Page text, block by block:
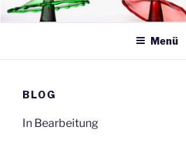
Zum
Inhalt
Menü
BLOG
In Bearbeitung